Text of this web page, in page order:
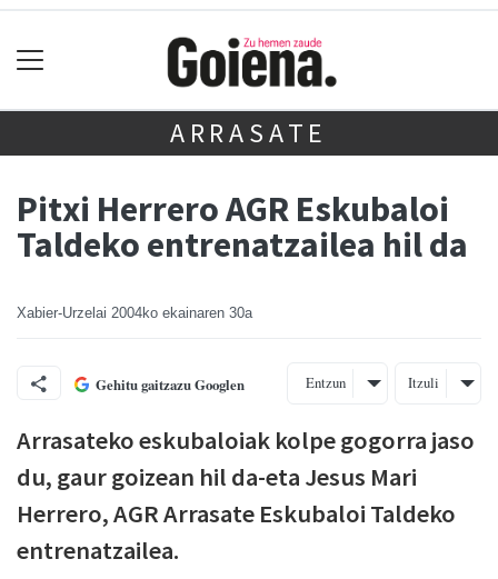
ARRASATE
Pitxi Herrero AGR Eskubaloi
Taldeko entrenatzailea hil da
Xabier-Urzelai 2004ko ekainaren 30a
Gehitu gaitzazu Googlen Entzun Itzuli
Arrasateko eskubaloiak kolpe gogorra jaso
du, gaur goizean hil da-eta Jesus Mari
Herrero, AGR Arrasate Eskubaloi Taldeko
entrenatzailea.